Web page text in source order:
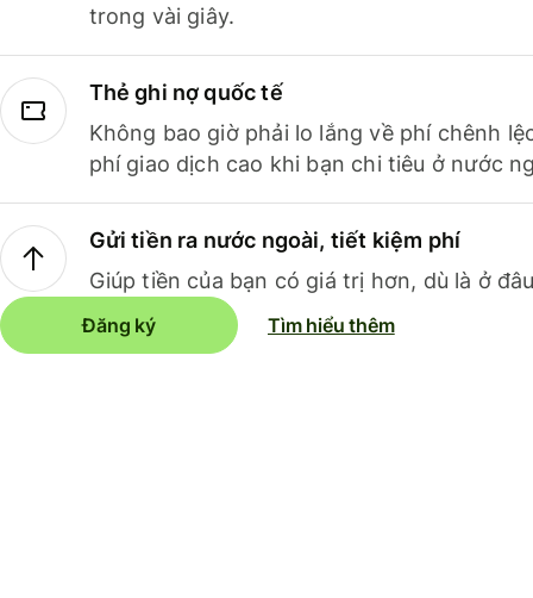
trong vài giây.
Thẻ ghi nợ quốc tế
Không bao giờ phải lo lắng về phí chênh
phí giao dịch cao khi bạn chi tiêu ở nước
Gửi tiền ra nước ngoài, tiết kiệm phí
Giúp tiền của bạn có giá trị hơn, dù là ở
Đăng ký Tìm hiểu thêm